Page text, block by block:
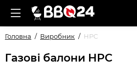
Головна Виробник HPC
Газові балони HPC